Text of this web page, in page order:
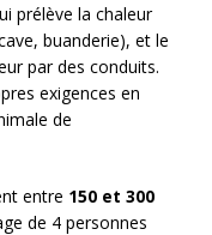
prélève la chaleur
buanderie), et le
par des conduits.
exigences en
de
entre 150 et 300
de 4 personnes